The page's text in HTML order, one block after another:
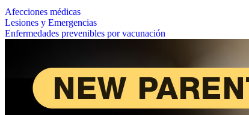
Afecciones médicas
Lesiones y Emergencias
Enfermedades prevenibles por vacunación